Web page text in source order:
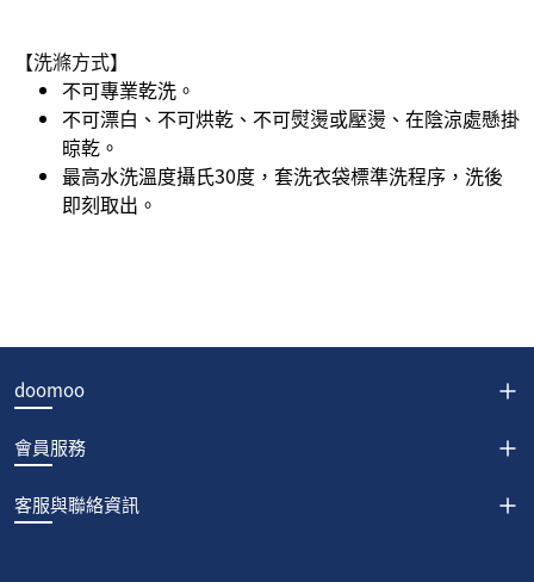
【洗滌方式】
不可專業乾洗。
不可漂白、不可烘乾、不可熨燙或壓燙、在陰涼處懸掛
晾乾。
最高水洗溫度攝氏30度，套洗衣袋標準洗程序，洗後
即刻取出。
doomoo
會員服務
客服與聯絡資訊